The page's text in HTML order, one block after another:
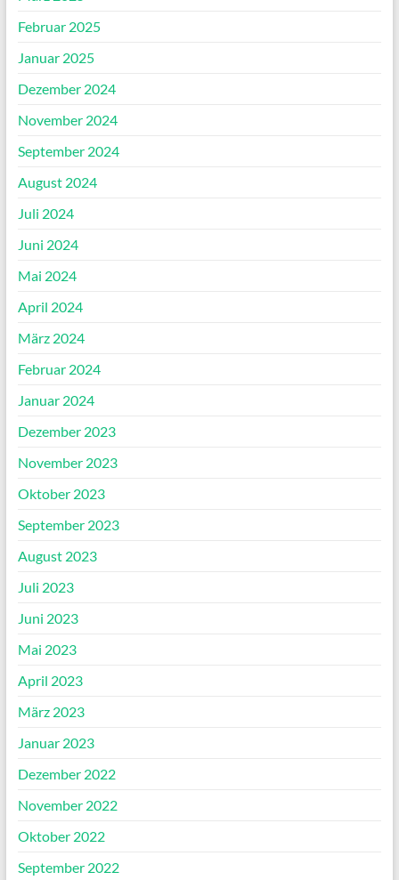
Februar 2025
Januar 2025
Dezember 2024
November 2024
September 2024
August 2024
Juli 2024
Juni 2024
Mai 2024
April 2024
März 2024
Februar 2024
Januar 2024
Dezember 2023
November 2023
Oktober 2023
September 2023
August 2023
Juli 2023
Juni 2023
Mai 2023
April 2023
März 2023
Januar 2023
Dezember 2022
November 2022
Oktober 2022
September 2022